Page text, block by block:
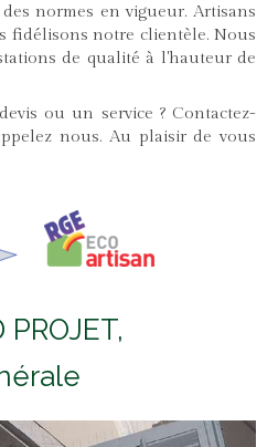
normes en vigueur. Artisans
fidélisons notre clientèle. Nous
de qualité à l'hauteur de
ou un service ? Contactez-
nous. Au plaisir de vous